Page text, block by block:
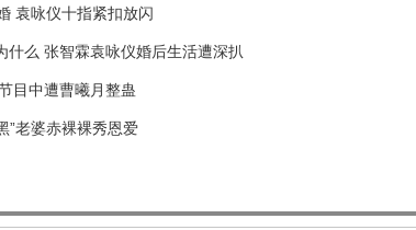
袁咏仪十指紧扣放闪
什么 张智霖袁咏仪婚后生活遭深扒
目中遭曹曦月整蛊
”老婆赤裸裸秀恩爱